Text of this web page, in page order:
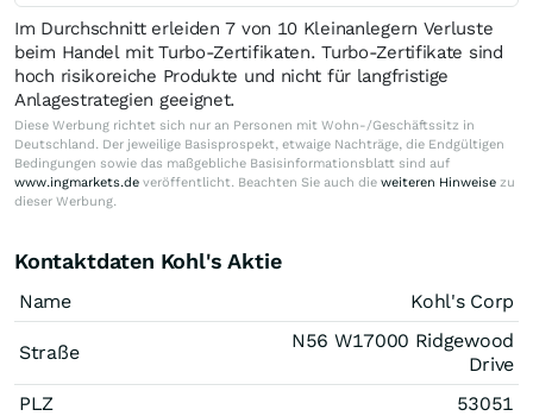
Im Durchschnitt erleiden 7 von 10 Kleinanlegern Verluste
beim Handel mit Turbo-Zertifikaten. Turbo-Zertifikate sind
hoch risikoreiche Produkte und nicht für langfristige
Anlagestrategien geeignet.
Diese Werbung richtet sich nur an Personen mit Wohn-/Geschäftssitz in
Deutschland. Der jeweilige Basisprospekt, etwaige Nachträge, die Endgültigen
Bedingungen sowie das maßgebliche Basisinformationsblatt sind auf
www.ingmarkets.de veröffentlicht. Beachten Sie auch die weiteren Hinweise zu
dieser Werbung.
Kontaktdaten Kohl's Aktie
Name Kohl's Corp
Straße
N56 W17000 Ridgewood
Drive
PLZ
53051